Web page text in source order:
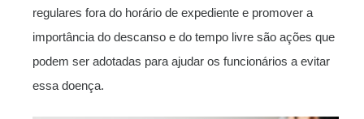
regulares fora do horário de expediente e promover a
importância do descanso e do tempo livre são ações que
podem ser adotadas para ajudar os funcionários a evitar
essa doença.